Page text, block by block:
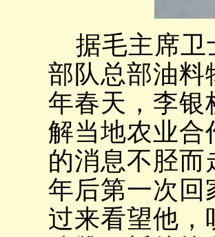
据毛主席卫
部队总部油料
年春天，李银
解当地农业合
的消息不胫而
年后第一次回
过来看望他，